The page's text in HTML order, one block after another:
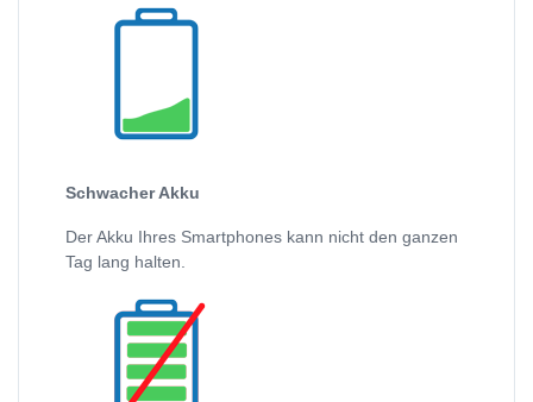
Schwacher Akku
Der Akku Ihres Smartphones kann nicht den ganzen
Tag lang halten.